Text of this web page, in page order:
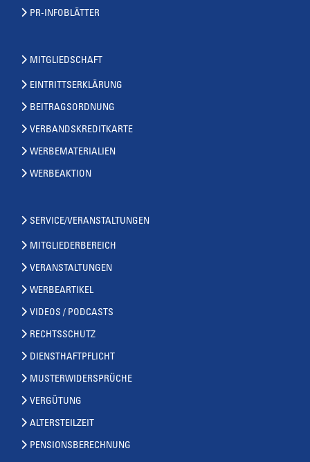
PR-INFOBLÄTTER
MITGLIEDSCHAFT
EINTRITTSERKLÄRUNG
BEITRAGSORDNUNG
VERBANDSKREDITKARTE
WERBEMATERIALIEN
WERBEAKTION
SERVICE/VERANSTALTUNGEN
MITGLIEDERBEREICH
VERANSTALTUNGEN
WERBEARTIKEL
VIDEOS / PODCASTS
RECHTSSCHUTZ
DIENSTHAFTPFLICHT
MUSTERWIDERSPRÜCHE
VERGÜTUNG
ALTERSTEILZEIT
PENSIONSBERECHNUNG